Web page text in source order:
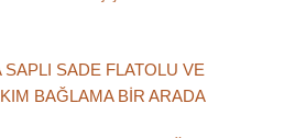
SADE FLATOLU VE
BAĞLAMA BİR ARADA